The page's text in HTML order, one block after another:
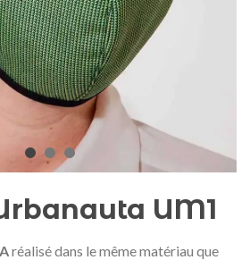
UM1
réalisé dans le même matériau que
Gaudí
Motxilla Stivibags